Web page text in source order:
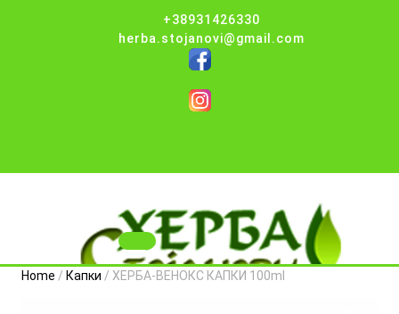
+38931426330
herba.stojanovi@gmail.com
Open
Home / Капки / ХЕРБА-ВЕНОКС КАПКИ 100ml